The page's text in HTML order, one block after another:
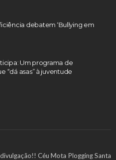
debatem ‘Bullying em
Um programa de
“dá asas” à juventude
Céu Mota Plogging Santa